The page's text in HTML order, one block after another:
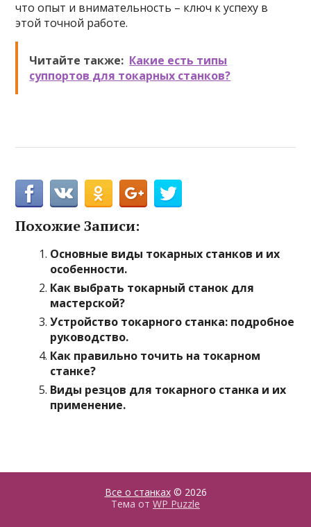
что опыт и внимательность – ключ к успеху в
этой точной работе.
Читайте также: Какие есть типы
суппортов для токарных станков?
Похожие Записи:
Основные виды токарных станков и их
особенности.
Как выбрать токарный станок для
мастерской?
Устройство токарного станка: подробное
руководство.
Как правильно точить на токарном
станке?
Виды резцов для токарного станка и их
применение.
Все о станках© 2026
Тема от WP Puzzle